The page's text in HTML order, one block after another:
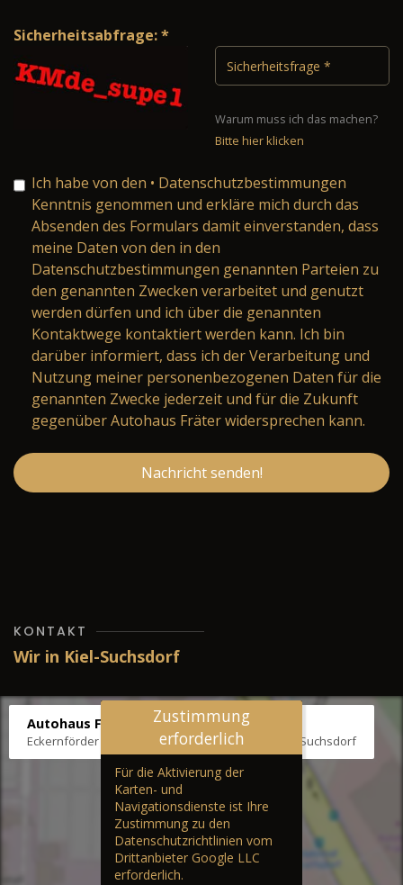
Sicherheitsabfrage: *
Warum muss ich das machen?
Bitte hier klicken
Ich habe von den • Datenschutzbestimmungen
Kenntnis genommen und erkläre mich durch das
Absenden des Formulars damit einverstanden, dass
meine Daten von den in den
Datenschutzbestimmungen genannten Parteien zu
den genannten Zwecken verarbeitet und genutzt
werden dürfen und ich über die genannten
Kontaktwege kontaktiert werden kann. Ich bin
darüber informiert, dass ich der Verarbeitung und
Nutzung meiner personenbezogenen Daten für die
genannten Zwecke jederzeit und für die Zukunft
gegenüber Autohaus Fräter widersprechen kann.
Nachricht senden!
KONTAKT
Wir in Kiel-Suchsdorf
Autohaus Fräter
Eckernförder Str. /Klausbrooker Weg 1, 24107 Kiel-Suchsdorf
Zustimmung
erforderlich
Für die Aktivierung der
Karten- und
Navigationsdienste ist Ihre
Zustimmung zu den
Datenschutzrichtlinien vom
Drittanbieter Google LLC
erforderlich.